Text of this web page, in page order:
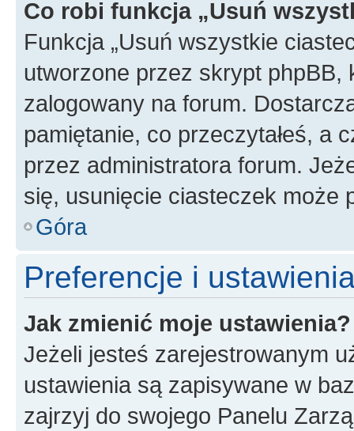
Co robi funkcja „Usuń
Funkcja „Usuń wszystkie
utworzone przez skrypt
zalogowany na forum.
pamiętanie, co przeczytałeś, a
przez administratora forum.
się, usunięcie ciasteczek może
Góra
Preferencje i
Jak zmienić moje ustawienia?
Jeżeli jesteś zarejestrowanym
ustawienia są zapisywane w
zajrzyj do swojego Panelu